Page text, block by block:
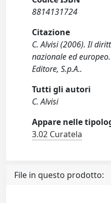
8814131724
Citazione
C. Alvisi (2006). Il
nazionale ed
Editore, S.p.A..
Tutti gli autori
C. Alvisi
Appare nelle
3.02 Curatela
File in questo prodotto: